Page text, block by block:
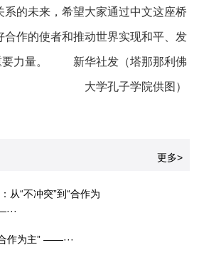
系的未来，希望大家通过中文这座桥
合作的使者和推动世界实现和平、发
要力量。 新华社发（塔那那利佛
大学孔子学院供图）
更多>
从“不冲突”到“合作为
作为主” ——···